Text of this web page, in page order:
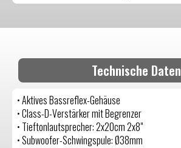
Technische Daten
• Aktives Bassreflex-Gehäuse
• Class-D-Verstärker mit Begrenzer
• Tieftonlautsprecher: 2x20cm 2x8"
• Subwoofer-Schwingspule: Ø38mm